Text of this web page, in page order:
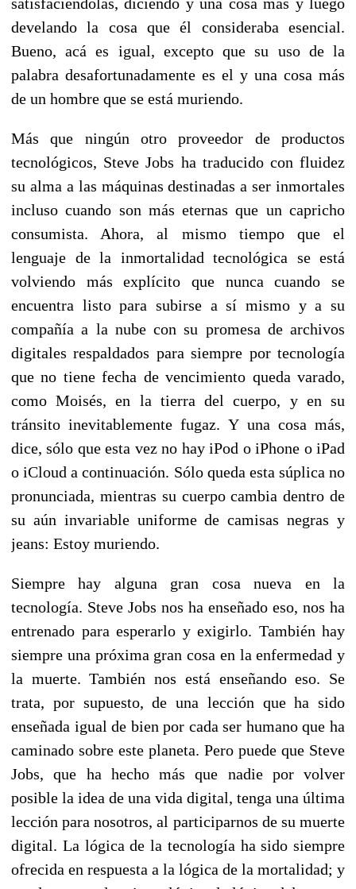
develando la cosa que él consideraba esencial.
Bueno, acá es igual, excepto que su uso de la
palabra desafortunadamente es el y una cosa más
de un hombre que se está muriendo.
Más que ningún otro proveedor de productos
tecnológicos, Steve Jobs ha traducido con fluidez
su alma a las máquinas destinadas a ser inmortales
incluso cuando son más eternas que un capricho
consumista. Ahora, al mismo tiempo que el
lenguaje de la inmortalidad tecnológica se está
volviendo más explícito que nunca cuando se
encuentra listo para subirse a sí mismo y a su
compañía a la nube con su promesa de archivos
digitales respaldados para siempre por tecnología
que no tiene fecha de vencimiento queda varado,
como Moisés, en la tierra del cuerpo, y en su
tránsito inevitablemente fugaz. Y una cosa más,
dice, sólo que esta vez no hay iPod o iPhone o iPad
o iCloud a continuación. Sólo queda esta súplica no
pronunciada, mientras su cuerpo cambia dentro de
su aún invariable uniforme de camisas negras y
jeans: Estoy muriendo.
Siempre hay alguna gran cosa nueva en la
tecnología. Steve Jobs nos ha enseñado eso, nos ha
entrenado para esperarlo y exigirlo. También hay
siempre una próxima gran cosa en la enfermedad y
la muerte. También nos está enseñando eso. Se
trata, por supuesto, de una lección que ha sido
enseñada igual de bien por cada ser humano que ha
caminado sobre este planeta. Pero puede que Steve
Jobs, que ha hecho más que nadie por volver
posible la idea de una vida digital, tenga una última
lección para nosotros, al participarnos de su muerte
digital. La lógica de la tecnología ha sido siempre
ofrecida en respuesta a la lógica de la mortalidad; y